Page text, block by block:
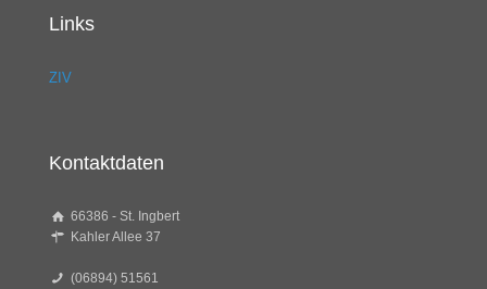
Links
ZIV
Kontaktdaten
66386 - St. Ingbert
Kahler Allee 37
(06894) 51561